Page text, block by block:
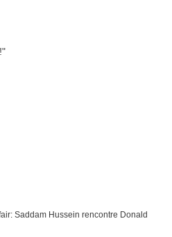
Saddam Hussein rencontre Donald